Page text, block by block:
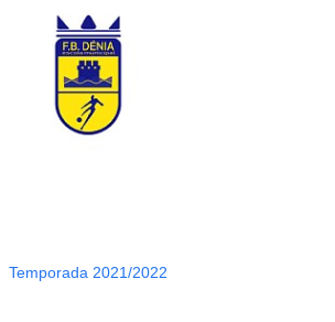
Temporada 2021/2022